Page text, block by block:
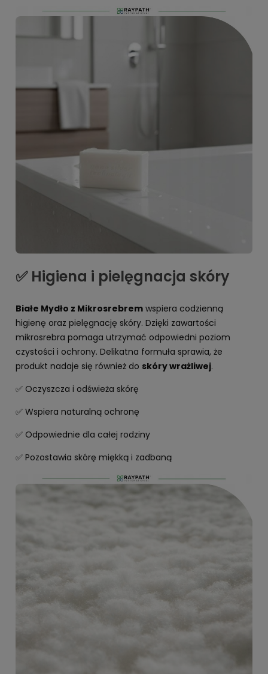
✅ Higiena i pielęgnacja skóry
Białe Mydło z Mikrosrebrem wspiera codzienną
higienę oraz pielęgnację skóry. Dzięki zawartości
mikrosrebra pomaga utrzymać odpowiedni poziom
czystości i ochrony. Delikatna formuła sprawia, że
produkt nadaje się również do skóry wrażliwej.
✅ Oczyszcza i odświeża skórę
✅ Wspiera naturalną ochronę
✅ Odpowiednie dla całej rodziny
✅ Pozostawia skórę miękką i zadbaną